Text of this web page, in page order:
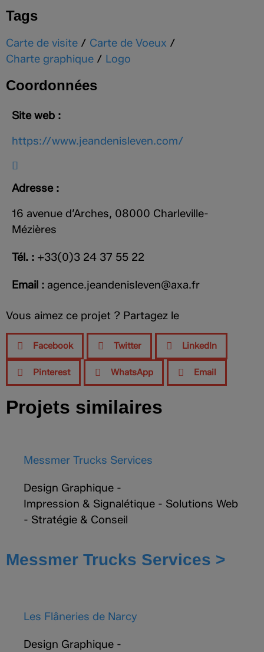
Tags
Carte de visite / Carte de Voeux /
Charte graphique / Logo
Coordonnées
Site web :
https://www.jeandenisleven.com/
Adresse :
16 avenue d’Arches, 08000 Charleville-
Mézières
Tél. : +33(0)3 24 37 55 22
Email : agence.jeandenisleven@axa.fr
Vous aimez ce projet ? Partagez le
Facebook Twitter LinkedIn
Pinterest WhatsApp Email
Projets similaires
Messmer Trucks Services
Design Graphique -
Impression & Signalétique - Solutions Web
- Stratégie & Conseil
Messmer Trucks Services >
Les Flâneries de Narcy
Design Graphique -